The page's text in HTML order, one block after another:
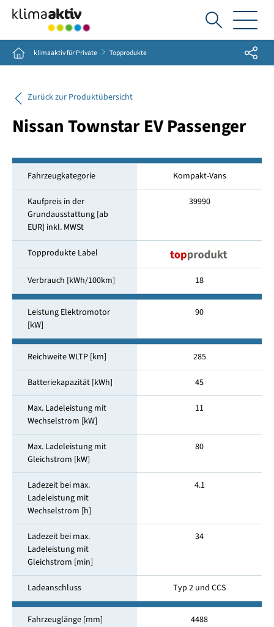
Ich
suche...
Home klimaaktiv für Private Topprodukte Share
Zurück zur Produktübersicht
Nissan Townstar EV Passenger
Fahrzeugkategorie Kompakt-Vans
Kaufpreis in der
Grundausstattung [ab
EUR] inkl. MWSt
39990
Topprodukte Label
Verbrauch [kWh/100km] 18
Leistung Elektromotor
[kW]
90
Reichweite WLTP [km] 285
Batteriekapazität [kWh] 45
Max. Ladeleistung mit
Wechselstrom [kW]
11
Max. Ladeleistung mit
Gleichstrom [kW]
80
Ladezeit bei max.
Ladeleistung mit
Wechselstrom [h]
4.1
Ladezeit bei max.
Ladeleistung mit
Gleichstrom [min]
34
Ladeanschluss Typ 2 und CCS
Fahrzeuglänge [mm] 4488